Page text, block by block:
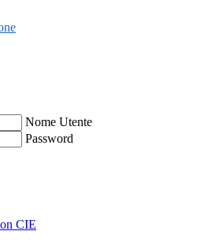
Nome Utente
Password
CIE